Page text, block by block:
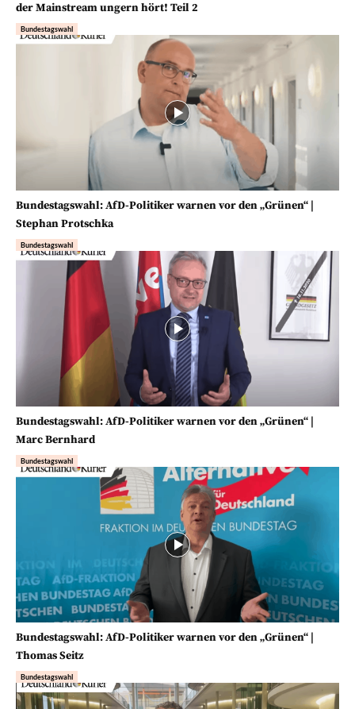
der Mainstream ungern hört! Teil 2
Bundestagswahl
Bundestagswahl: AfD-Politiker warnen vor den „Grünen“ |
Stephan Protschka
Bundestagswahl
Bundestagswahl: AfD-Politiker warnen vor den „Grünen“ |
Marc Bernhard
Bundestagswahl
Bundestagswahl: AfD-Politiker warnen vor den „Grünen“ |
Thomas Seitz
Bundestagswahl